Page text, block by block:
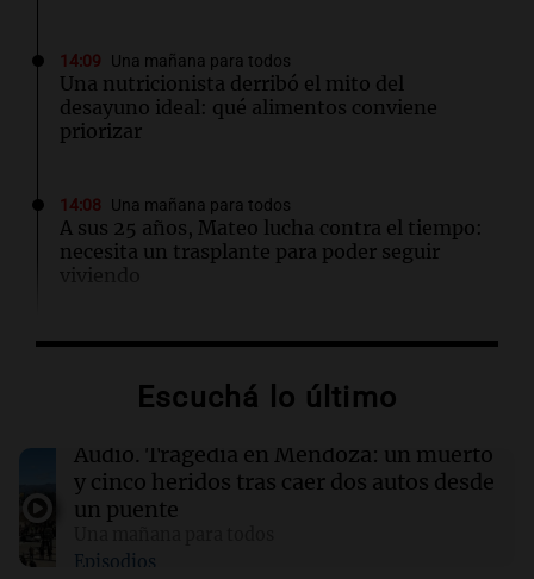
14:09 Una mañana para todos
Una nutricionista derribó el mito del
desayuno ideal: qué alimentos conviene
priorizar
14:08 Una mañana para todos
A sus 25 años, Mateo lucha contra el tiempo:
necesita un trasplante para poder seguir
13:57 Una mañana para todos
heridos tras caer dos autos desde un puente
Sociedad
“Santa Fe te abraza”: el mensaje de Pullaro
tras la muerte de Jorge Messi
Escuchá lo último
Audio. Tragedia en Mendoza: un muerto
y cinco heridos tras caer dos autos desde
un puente
Episodios